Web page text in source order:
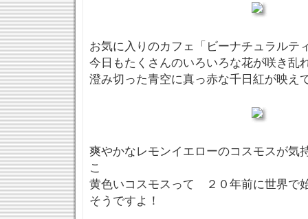
お気に入りのカフェ「ビーナチュラルテ
今日もたくさんのいろいろな花が咲き乱
澄み切った青空に真っ赤な千日紅が映え
爽やかなレモンイエローのコスモスが気
こ
黄色いコスモスって ２０年前に世界で
そうですよ！